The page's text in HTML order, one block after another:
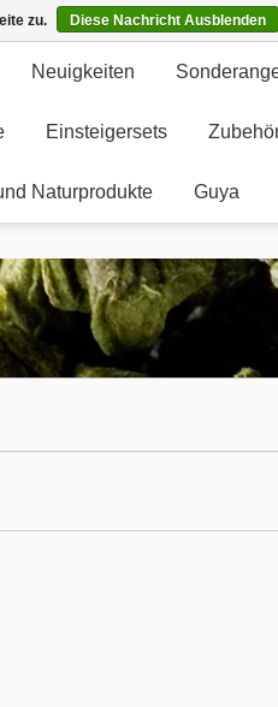
Neuigkeiten
Einsteigersets
Naturprodukte Guya
zu. Diese Nachricht Ausblenden